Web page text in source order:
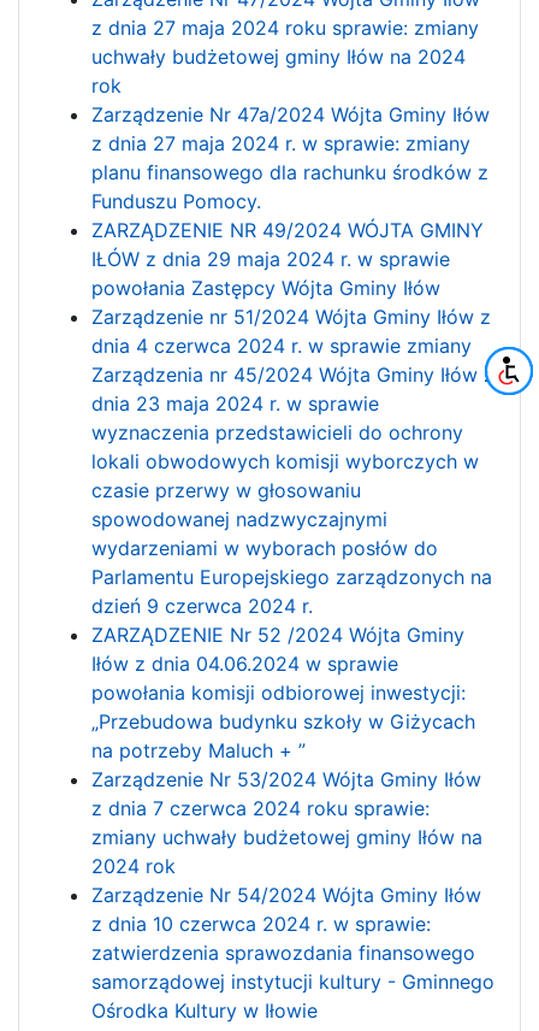
z dnia 27 maja 2024 roku sprawie: zmiany
uchwały budżetowej gminy Iłów na 2024
rok
Zarządzenie Nr 47a/2024 Wójta Gminy Iłów
z dnia 27 maja 2024 r. w sprawie: zmiany
planu finansowego dla rachunku środków z
Funduszu Pomocy.
ZARZĄDZENIE NR 49/2024 WÓJTA GMINY
IŁÓW z dnia 29 maja 2024 r. w sprawie
powołania Zastępcy Wójta Gminy Iłów
Zarządzenie nr 51/2024 Wójta Gminy Iłów z
dnia 4 czerwca 2024 r. w sprawie zmiany
Zarządzenia nr 45/2024 Wójta Gminy Iłów z
dnia 23 maja 2024 r. w sprawie
wyznaczenia przedstawicieli do ochrony
lokali obwodowych komisji wyborczych w
czasie przerwy w głosowaniu
spowodowanej nadzwyczajnymi
wydarzeniami w wyborach posłów do
Parlamentu Europejskiego zarządzonych na
dzień 9 czerwca 2024 r.
ZARZĄDZENIE Nr 52 /2024 Wójta Gminy
Iłów z dnia 04.06.2024 w sprawie
powołania komisji odbiorowej inwestycji:
„Przebudowa budynku szkoły w Giżycach
na potrzeby Maluch + ”
Zarządzenie Nr 53/2024 Wójta Gminy Iłów
z dnia 7 czerwca 2024 roku sprawie:
zmiany uchwały budżetowej gminy Iłów na
2024 rok
Zarządzenie Nr 54/2024 Wójta Gminy Iłów
z dnia 10 czerwca 2024 r. w sprawie:
zatwierdzenia sprawozdania finansowego
samorządowej instytucji kultury - Gminnego
Ośrodka Kultury w Iłowie